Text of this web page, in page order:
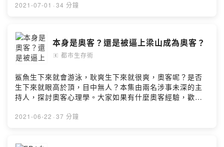
覺得這些試錯過程是彌足珍貴的。Powered by Firstory
2021-07-01 · 34 分鐘
本身是奧客？還是被逼上梁山成為奧客？
🄴 都市生存術
鯊魚生下來就會游泳，耿爽生下來就很爽，奧客呢？是否
生下來就眼高於頂，目中無人？本集由兩名涉事未深的主
持人，探討奧客心理學。大家如果有什麼奧客經驗，歡迎
Hosting
2021-06-22 · 37 分鐘